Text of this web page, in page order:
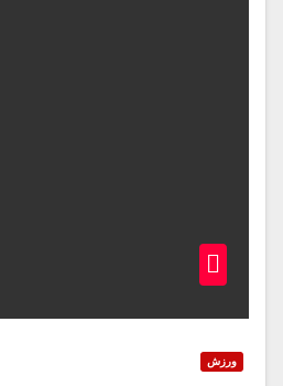
ورزش